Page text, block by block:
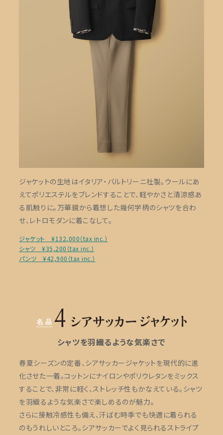
ジャケットの生地はイタリア・バルトリーニ社製。ウールにあ
えてポリエステルをブレンドすることで、軽やかさと清涼感あ
る肌触りに。万華鏡から着想した幾何学柄のシャツを合わ
せ、レトロモダンに着こなして。
ジャケット ¥132,000（tax inc.）
シャツ ¥35,200（tax inc.）
パンツ ¥42,900（tax inc.）
シャツを羽織るような気楽さで
春夏シーズンの定番、シアサッカージャケットを現代的に進
化させた一着。コットンにナイロンやポリウレタンをミックス
することで、非常に軽く、ストレッチ性もかなえている。シャツ
を羽織るような気楽さで楽しめるのが魅力。
さらに接触冷感性も備え、汗ばむ時季でも快適に着られる
のもうれしいところ。シアサッカーでよく見られるストライプ